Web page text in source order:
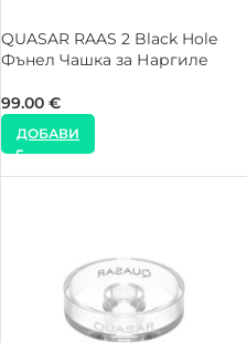
QUASAR RAAS 2 Black Hole
Фънел Чашка за Наргиле
99.00 €
ДОБАВИ